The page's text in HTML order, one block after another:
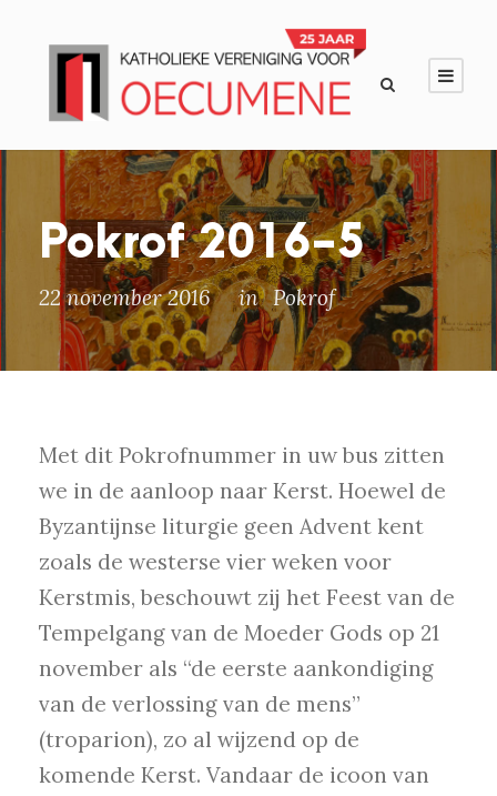
Pokrof 2016-5
22 november 2016 in Pokrof
Met dit Pokrofnummer in uw bus zitten
we in de aanloop naar Kerst. Hoewel de
Byzantijnse liturgie geen Advent kent
zoals de westerse vier weken voor
Kerstmis, beschouwt zij het Feest van de
Tempelgang van de Moeder Gods op 21
november als “de eerste aankondiging
van de verlossing van de mens”
(troparion), zo al wijzend op de
komende Kerst. Vandaar de icoon van